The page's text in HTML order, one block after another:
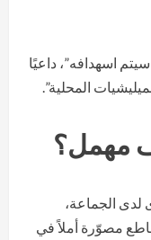
اسهدافه”، داعيًا
المحلية”.
مهمل؟
لدى الجماعة،
مصوّرة أملاً في